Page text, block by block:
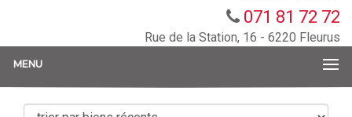
071 81 72 72
Rue de la Station, 16 - 6220 Fleurus
MENU